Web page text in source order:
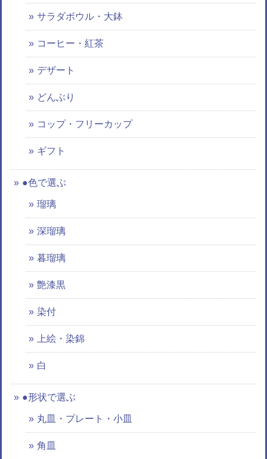
サラダボウル・大鉢
コーヒー・紅茶
デザート
どんぶり
コップ・フリーカップ
ギフト
●色で選ぶ
瑠璃
深瑠璃
暮瑠璃
艶漆黒
染付
上絵・染錦
白
●形状で選ぶ
丸皿・プレート・小皿
角皿